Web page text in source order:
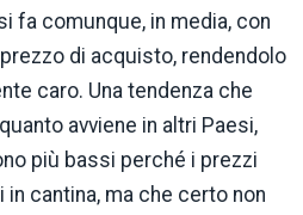
fa comunque, in media, con
di acquisto, rendendolo
caro. Una tendenza che
avviene in altri Paesi,
più bassi perché i prezzi
in cantina, ma che certo non